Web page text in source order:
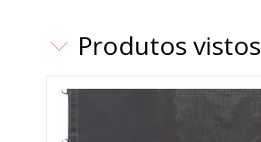
Produtos vistos